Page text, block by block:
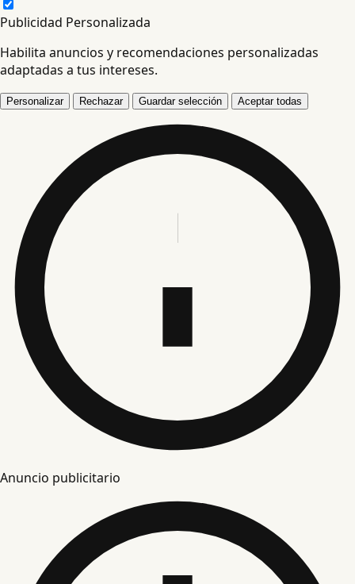
Publicidad Personalizada
Habilita anuncios y recomendaciones personalizadas
adaptadas a tus intereses.
Personalizar Rechazar Guardar selección Aceptar todas
Anuncio publicitario